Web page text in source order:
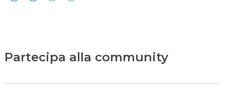
Partecipa alla community